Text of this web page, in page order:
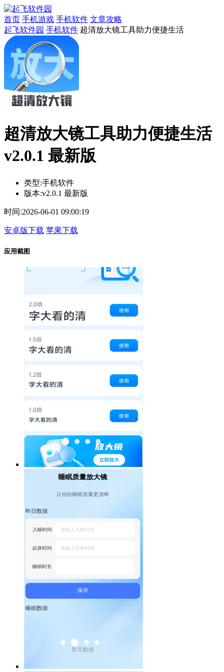
首页 手机游戏 手机软件 文章攻略
起飞软件园 手机软件 超清放大镜工具助力便捷生活
超清放大镜工具助力便捷生活
v2.0.1 最新版
类型:手机软件
版本:v2.0.1 最新版
时间:2026-06-01 09:00:19
安卓版下载 苹果下载
应用截图